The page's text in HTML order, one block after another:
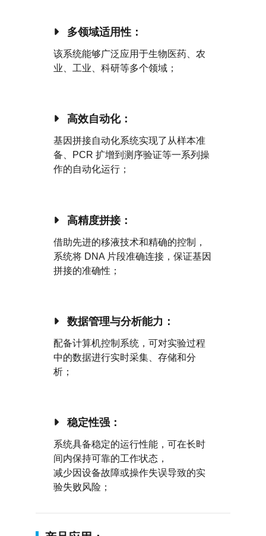
多领域适用性：
该系统能够广泛应用于生物医药、 农
业、工业、科研等多个领域；
高效自动化：
基因拼接自动化系统实现了从样本准
备、
PCR 扩增到测序验证等一系列操
作的自动化运行；
高精度拼接：
借助先进的移液技术和精确的控制，
系统将 DNA 片段准确连接，保证基因
拼接的准确性；
数据管理与分析能力：
配备计算机控制系统，可对实验过程
中的数据进行实时采集、存储和分
析；
稳定性强：
系统具备稳定的运行性能，可在长时
间内保持可靠的工作状态，
减少因设备故障或操作失误导致的实
验失败风险；